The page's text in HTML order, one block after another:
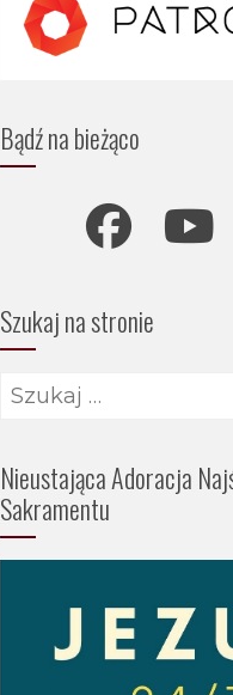
Bądź na bieżąco
Szukaj na stronie
Szukaj:
Nieustająca Adoracja
Sakramentu